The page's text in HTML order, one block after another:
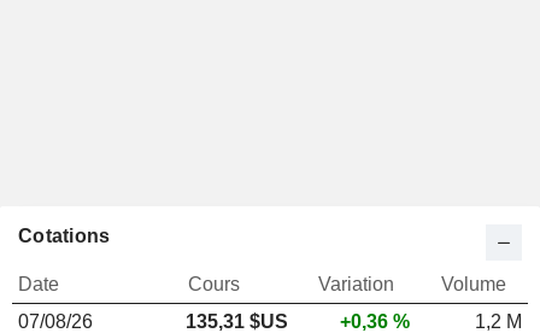
Cotations
Date Cours Variation
Volume
07/08/26
135,31 $US +0,36 %
1,2 M